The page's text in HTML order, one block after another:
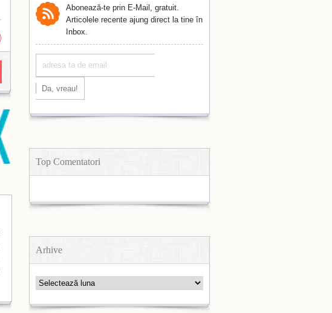
Abonează-te prin E-Mail, gratuit.
Articolele recente ajung direct la tine în
Inbox.
Top Comentatori
Arhive
Arhive